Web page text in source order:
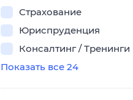
Страхование
Юриспруденция
Консалтинг / Тренинги
Показать все 24